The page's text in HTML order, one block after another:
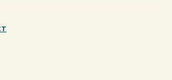
жилой недвижимости методом
на примере ООО «Евразийский